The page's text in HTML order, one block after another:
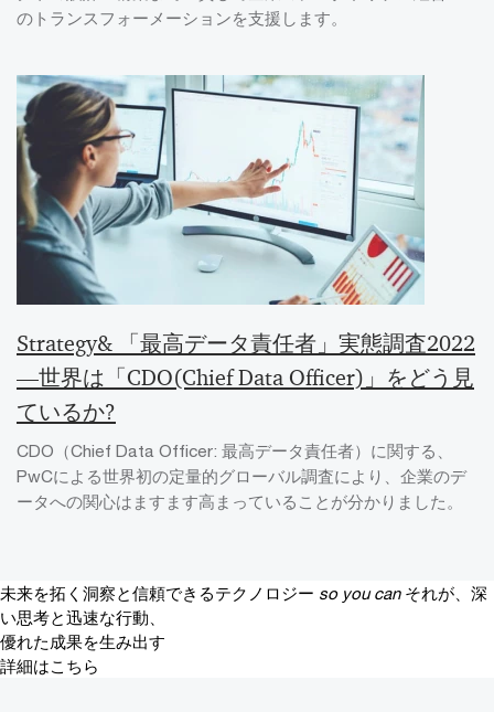
のトランスフォーメーションを支援します。
Strategy& 「最高データ責任者」実態調査2022
―世界は「CDO(Chief Data Officer)」をどう見
ているか?
CDO（Chief Data Officer: 最高データ責任者）に関する、
PwCによる世界初の定量的グローバル調査により、企業のデ
ータへの関心はますます高まっていることが分かりました。
未来を拓く洞察と信頼できるテクノロジー so you can それが、深
い思考と迅速な行動、
優れた成果を生み出す
詳細はこちら